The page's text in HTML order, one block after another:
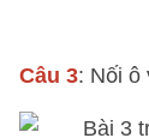
Câu 3: Nối ô